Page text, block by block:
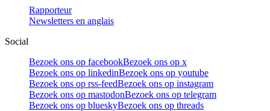
Rapporteur
Newsletters en anglais
Social
Bezoek ons op facebookBezoek ons op x
Bezoek ons op linkedinBezoek ons op youtube
Bezoek ons op rss-feedBezoek ons op instagram
Bezoek ons op mastodonBezoek ons op telegram
Bezoek ons op blueskyBezoek ons op threads